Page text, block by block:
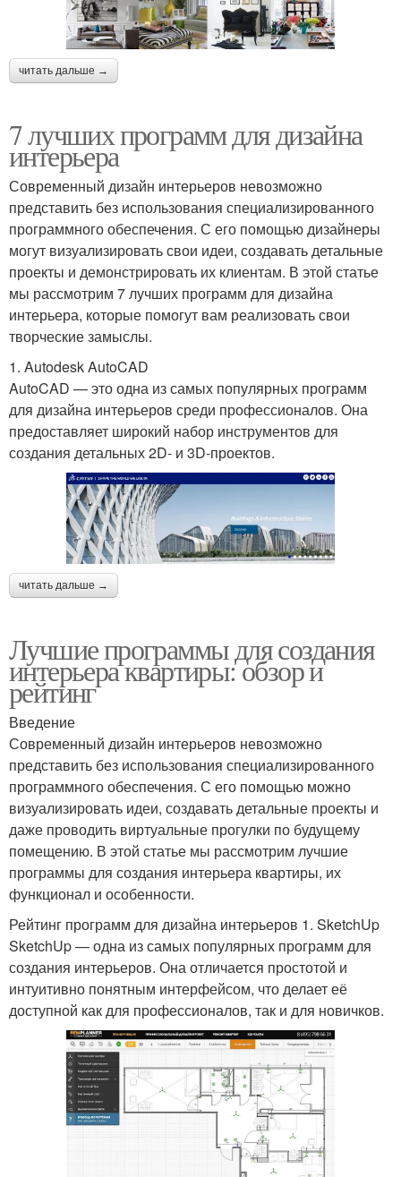
читать дальше →
7 лучших программ для дизайна
интерьера
Современный дизайн интерьеров невозможно
представить без использования специализированного
программного обеспечения. С его помощью дизайнеры
могут визуализировать свои идеи, создавать детальные
проекты и демонстрировать их клиентам. В этой статье
мы рассмотрим 7 лучших программ для дизайна
интерьера, которые помогут вам реализовать свои
творческие замыслы.
1. Autodesk AutoCAD
AutoCAD — это одна из самых популярных программ
для дизайна интерьеров среди профессионалов. Она
предоставляет широкий набор инструментов для
создания детальных 2D- и 3D-проектов.
читать дальше →
Лучшие программы для создания
интерьера квартиры: обзор и
рейтинг
Введение
Современный дизайн интерьеров невозможно
представить без использования специализированного
программного обеспечения. С его помощью можно
визуализировать идеи, создавать детальные проекты и
даже проводить виртуальные прогулки по будущему
помещению. В этой статье мы рассмотрим лучшие
программы для создания интерьера квартиры, их
функционал и особенности.
Рейтинг программ для дизайна интерьеров 1. SketchUp
SketchUp — одна из самых популярных программ для
создания интерьеров. Она отличается простотой и
интуитивно понятным интерфейсом, что делает её
доступной как для профессионалов, так и для новичков.